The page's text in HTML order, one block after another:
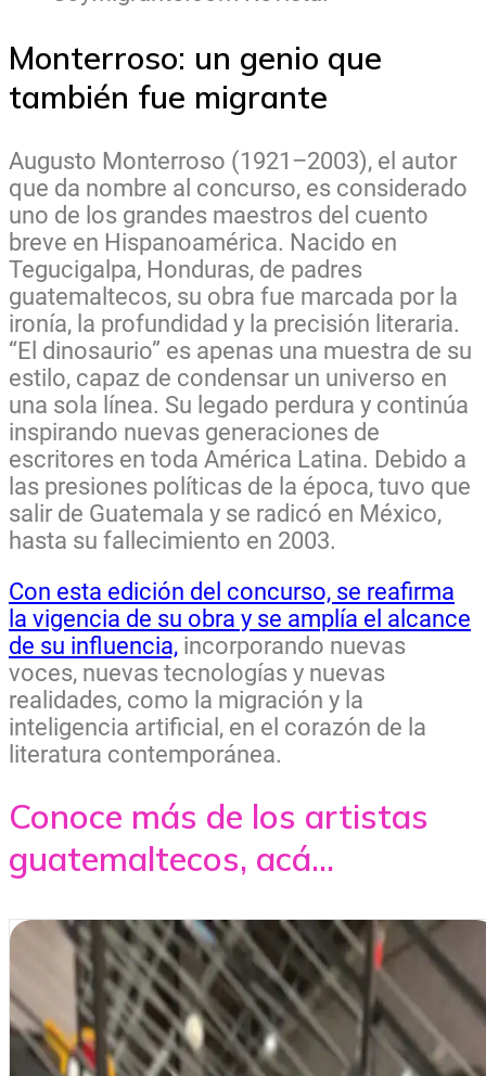
Monterroso: un genio que
también fue migrante
Augusto Monterroso (1921–2003), el autor
que da nombre al concurso, es considerado
uno de los grandes maestros del cuento
breve en Hispanoamérica. Nacido en
Tegucigalpa, Honduras, de padres
guatemaltecos, su obra fue marcada por la
ironía, la profundidad y la precisión literaria.
“El dinosaurio” es apenas una muestra de su
estilo, capaz de condensar un universo en
una sola línea. Su legado perdura y continúa
inspirando nuevas generaciones de
escritores en toda América Latina. Debido a
las presiones políticas de la época, tuvo que
salir de Guatemala y se radicó en México,
hasta su fallecimiento en 2003.
Con esta edición del concurso, se reafirma
la vigencia de su obra y se amplía el alcance
de su influencia, incorporando nuevas
voces, nuevas tecnologías y nuevas
realidades, como la migración y la
inteligencia artificial, en el corazón de la
literatura contemporánea.
Conoce más de los artistas
guatemaltecos, acá...